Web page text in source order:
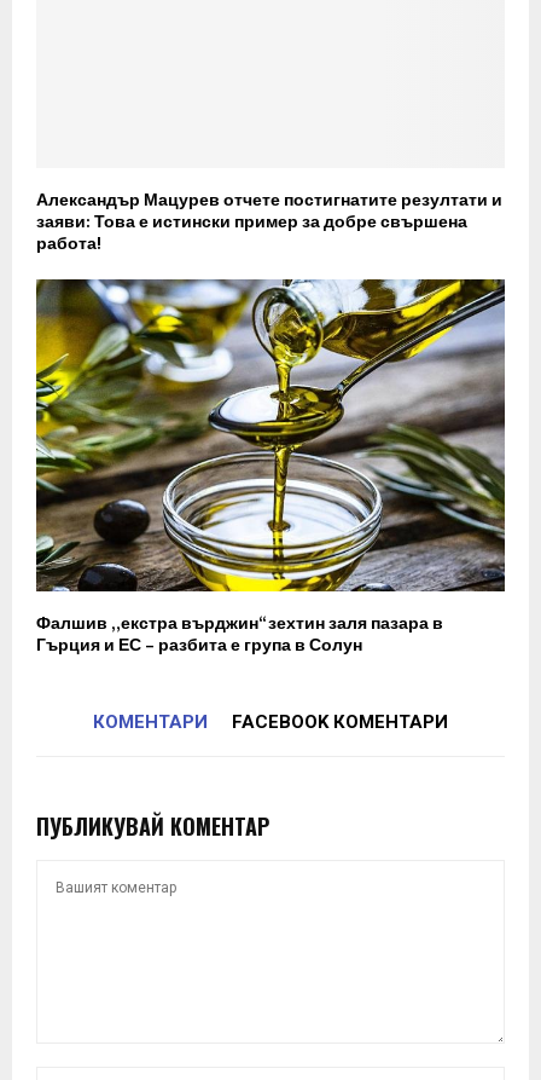
Александър Мацурев отчете постигнатите резултати и
заяви: Това е истински пример за добре свършена
работа!
Фалшив „екстра върджин“ зехтин заля пазара в
Гърция и ЕС – разбита е група в Солун
КОМЕНТАРИ FACEBOOK КОМЕНТАРИ
ПУБЛИКУВАЙ КОМЕНТАР